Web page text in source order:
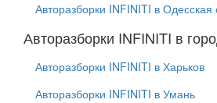
Авторазборки INFINITI в Одесская
Авторазборки INFINITI в
Авторазборки INFINITI в Харьков
Авторазборки INFINITI в Умань